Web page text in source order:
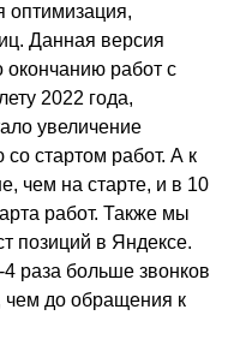
оптимизация,
Данная версия
окончанию работ с
2022 года,
увеличение
стартом работ. А к
чем на старте, и в 10
работ. Также мы
позиций в Яндексе.
раза больше звонков
чем до обращения к